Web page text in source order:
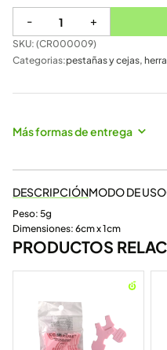
- +
SKU: (CR000009)
Categorias:pestañas y cejas,
Más formas de entrega
DESCRIPCIÓNMODO DE USO
Peso: 5g
Dimensiones: 6cm x 1cm
PRODUCTOS